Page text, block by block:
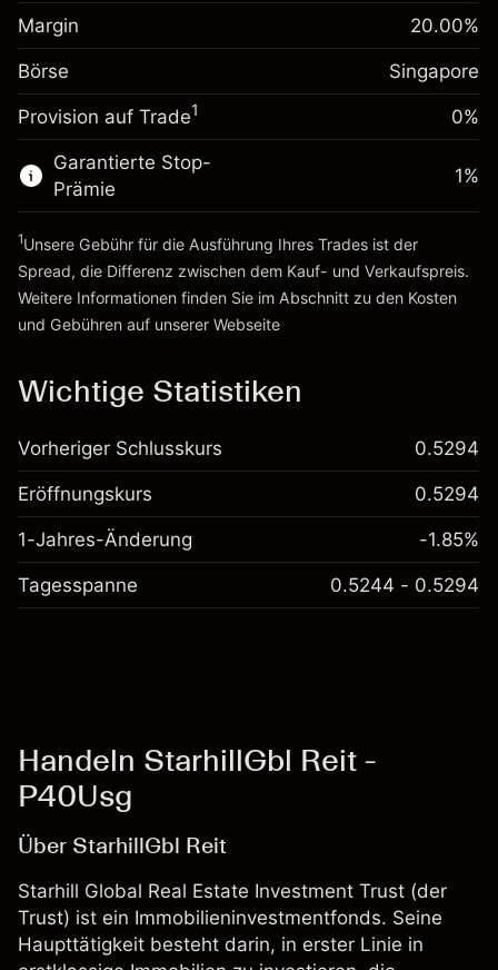
Positionsgröße mit Hebelwirkung
~SGD 5,000.00
Geld aus Hebelwirkung ~
SGD 4,000.00
Zur Plattform
Anpassung der
Übernachtfinanzierung
fremdfinanzierten
Positionswert
-0.008607%
(-SGD 0.43)
Positionsgröße mit Hebelwirkung
~SGD 5,000.00
Geld aus Hebelwirkung ~
Zur Plattform
Margin 20.00%
Börse Singapore
Provision auf Trade1 0%
Garantierte Stop-
Prämie
1%
1Unsere Gebühr für die Ausführung Ihres Trades ist der
Spread, die Differenz zwischen dem Kauf- und Verkaufspreis.
Weitere Informationen finden Sie im Abschnitt zu den Kosten
und Gebühren auf unserer Webseite
Wichtige Statistiken
Vorheriger Schlusskurs 0.5294
Eröffnungskurs 0.5294
1-Jahres-Änderung -1.85%
Tagesspanne 0.5244 - 0.5294
Handeln StarhillGbl Reit -
P40Usg
Über StarhillGbl Reit
Starhill Global Real Estate Investment Trust (der
Trust) ist ein Immobilieninvestmentfonds. Seine
Haupttätigkeit besteht darin, in erster Linie in